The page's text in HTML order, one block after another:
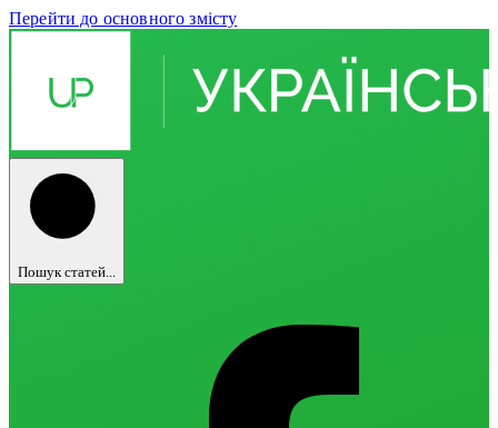
Перейти до основного змісту
Пошук статей...